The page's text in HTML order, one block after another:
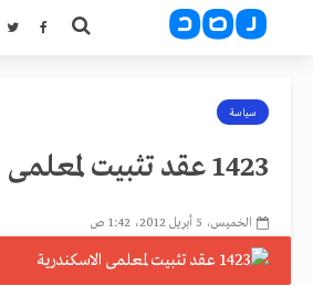
سياسة
1423 عقد تثبيت لمعلمى الاسكندرية
الخميس، 5 أبريل 2012، 1:42 ص